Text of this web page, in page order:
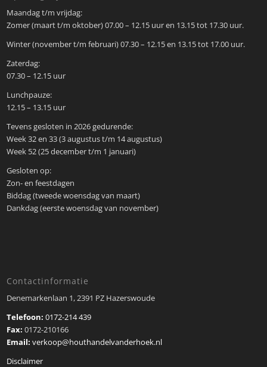
Maandag t/m vrijdag:
Zomer (maart t/m oktober) 07.00 – 12.15 uur en 13.15 tot 17.30 uur.
Winter (november t/m februari) 07.30 – 12.15 en 13.15 tot 17.00 uur.
Zaterdag:
07.30 – 12.15 uur
Lunchpauze:
12.15 – 13.15 uur
Tevens gesloten in 2026 gedurende:
Week 32 en 33 (3 augustus t/m 14 augustus)
Week 52 (25 december t/m 1 januari)
Gesloten op:
Zon- en feestdagen
Biddag (tweede woensdag van maart)
Dankdag (eerste woensdag van november)
Contactinformatie
Denemarkenlaan 1, 2391 PZ Hazerswoude
Telefoon:0172-214 439
Fax:0172-210166
Email: verkoop@houthandelvanderhoek.nl
Disclaimer